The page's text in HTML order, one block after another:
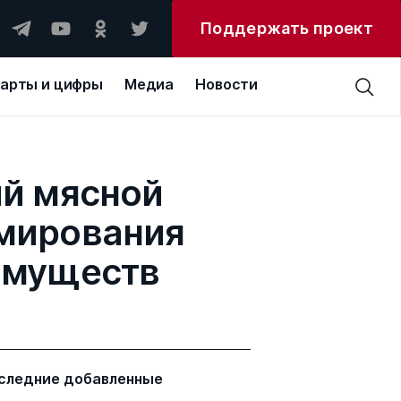
Поддержать проект
и цифры Медиа Новости
мясной
добавленные